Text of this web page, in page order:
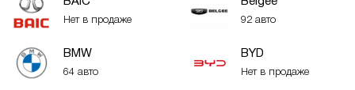
Нет в продаже 92 авто
BMW
64 авто
BYD
Нет в продаже